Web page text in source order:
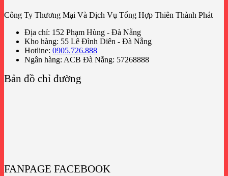
Công Ty Thương Mại Và Dịch Vụ Tổng Hợp Thiên Thành Phát
Địa chỉ: 152 Phạm Hùng - Đà Nẵng
Kho hàng: 55 Lê Đình Diên - Đà Nẵng
Hotline: 0905.726.888
Ngân hàng: ACB Đà Nẵng: 57268888
Bản đồ chỉ đường
FANPAGE FACEBOOK